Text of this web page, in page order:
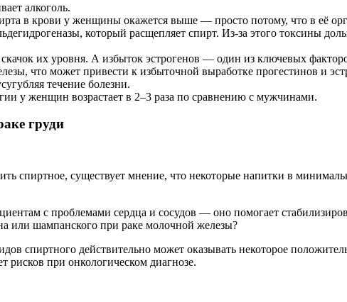
алкоголь.
в крови у женщины окажется выше — просто потому, что в её
который расщепляет спирт. Из-за этого токсины
их уровня. А избыток эстрогенов — один из ключевых
что может привести к избыточной выработке прогестинов и
течение болезни.
у женщин возрастает в 2–3 раза по сравнению с мужчинами.
груди
спиртное, существует мнение, что некоторые напитки в
с проблемами сердца и сосудов — оно помогает
или шампанского при раке молочной железы?
спиртного действительно может оказывать некоторое
рисков при онкологическом диагнозе.